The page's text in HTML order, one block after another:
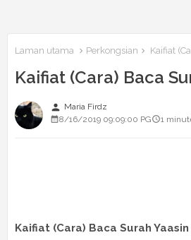
Laman utama Perkongsian Kaifiat
Kaifiat (Cara) Baca
person Maria Firdz
8/16/2019 09:09:00 PG
1
Kaifiat (Cara) Baca Surah Yaasin